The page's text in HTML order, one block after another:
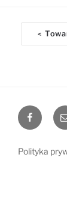
o
v
a
<
Polityka